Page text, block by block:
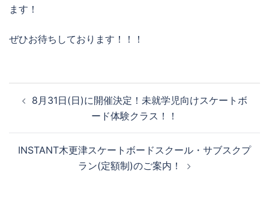
ます！
ぜひお待ちしております！！！
稿
ゲ
8月31日(日)に開催決定！未就学児向けスケートボ
ード体験クラス！！
INSTANT木更津スケートボードスクール・サブスクプ
ラン(定額制)のご案内！